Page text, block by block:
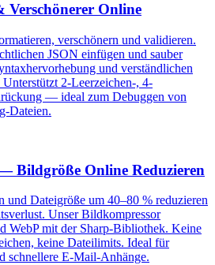
Online
verschönern und validieren.
JSON einfügen und sauber
und verständlichen
2-Leerzeichen-, 4-
— ideal zum Debuggen von
Dateien.
Bildgröße Online Reduzieren
und Dateigröße um 40–80 % reduzieren
Unser Bildkompressor
WebP mit der Sharp-Bibliothek. Keine
keine Dateilimits. Ideal für
schnellere E-Mail-Anhänge.